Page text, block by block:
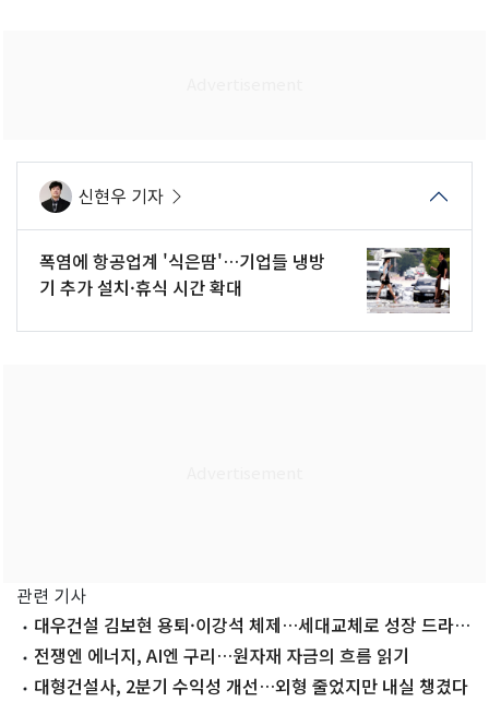
신현우 기자
폭염에 항공업계 '식은땀'…기업들 냉방
기 추가 설치·휴식 시간 확대
관련 기사
대우건설 김보현 용퇴·이강석 체제…세대교체로 성장 드라
이브(종합)
전쟁엔 에너지, AI엔 구리…원자재 자금의 흐름 읽기
대형건설사, 2분기 수익성 개선…외형 줄었지만 내실 챙겼다